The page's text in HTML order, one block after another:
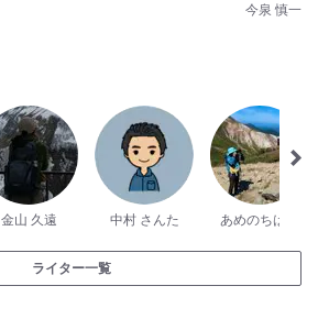
今泉 慎一
金山 久遠 中村 さんた あめのちはれ
ライター一覧